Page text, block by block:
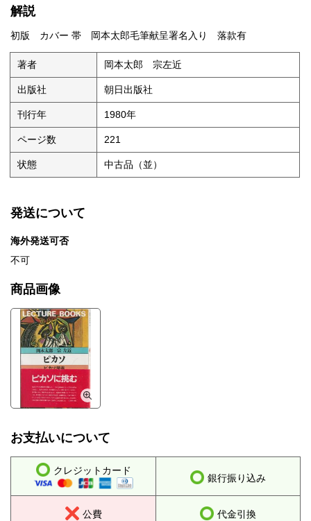
解説
初版 カバー 帯 岡本太郎毛筆献呈署名入り 落款有
著者 岡本太郎 宗左近
出版社 朝日出版社
刊行年 1980年
ページ数 221
状態 中古品（並）
発送について
海外発送可否
不可
商品画像
お支払いについて
クレジットカード
銀行振り込み
公費 代金引換